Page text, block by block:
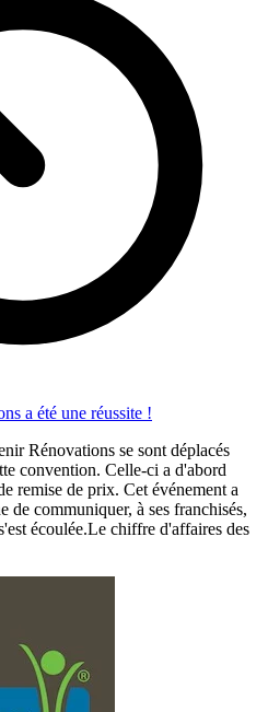
a été une réussite !
Rénovations se sont déplacés
convention. Celle-ci a d'abord
remise de prix. Cet événement a
de communiquer, à ses franchisés,
écoulée.Le chiffre d'affaires des